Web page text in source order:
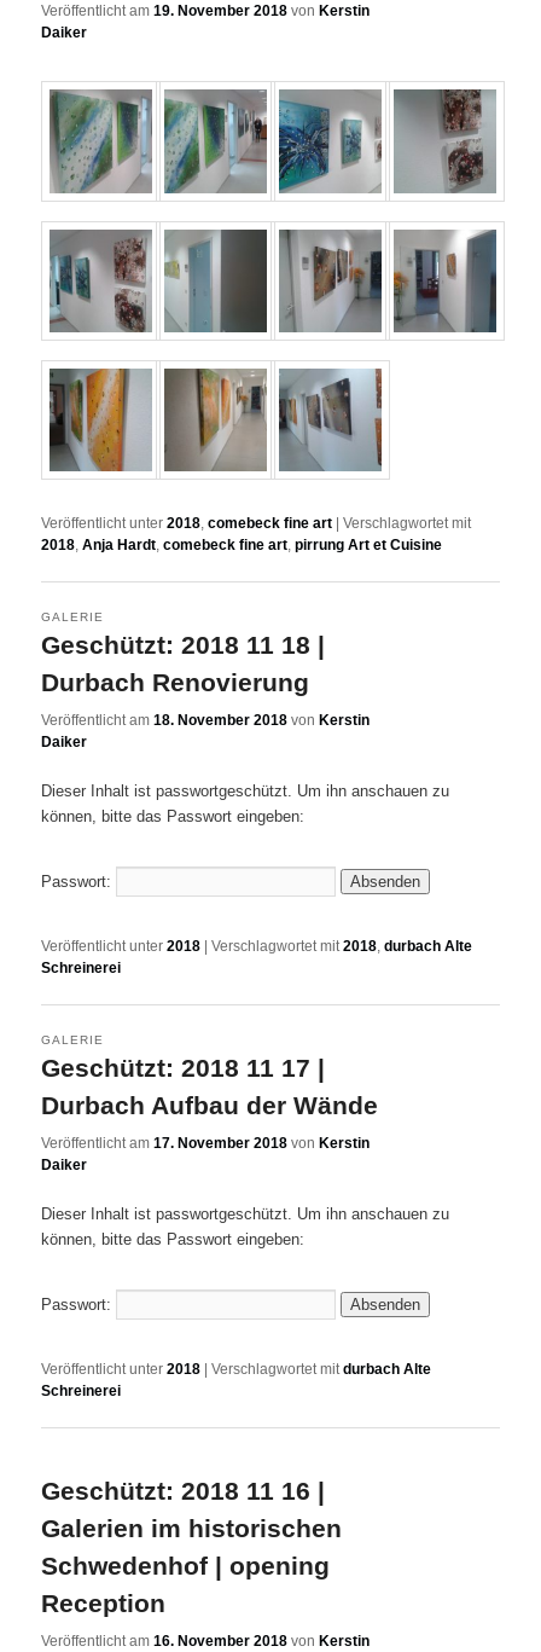
Veröffentlicht am19. November 2018 von Kerstin
Daiker
Veröffentlicht unter 2018,comebeck fine art |Verschlagwortet mit
2018,Anja Hardt,comebeck fine art,pirrung Art et Cuisine
Geschützt: 2018 11 18 |
Durbach Renovierung
GALERIE
Veröffentlicht am18. November 2018 vonKerstin
Daiker
Dieser Inhalt ist passwortgeschützt. Um ihn anschauen zu
können, bitte das Passwort eingeben:
Passwort:
Veröffentlicht unter 2018 |Verschlagwortet mit 2018,durbach Alte
Schreinerei
Geschützt: 2018 11 17 |
Durbach Aufbau der Wände
GALERIE
Veröffentlicht am17. November 2018 vonKerstin
Daiker
Dieser Inhalt ist passwortgeschützt. Um ihn anschauen zu
können, bitte das Passwort eingeben:
Passwort:
Veröffentlicht unter 2018 |Verschlagwortet mit durbach Alte
Schreinerei
Geschützt: 2018 11 16 |
Galerien im historischen
Schwedenhof | opening
Reception
Veröffentlicht am16. November 2018 vonKerstin